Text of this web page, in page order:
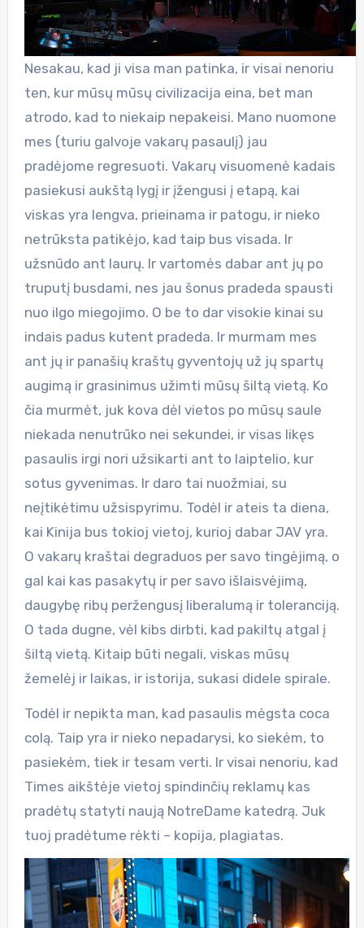
Nesakau, kad ji visa man patinka, ir visai nenoriu
ten, kur mūsų mūsų civilizacija eina, bet man
atrodo, kad to niekaip nepakeisi. Mano nuomone
mes (turiu galvoje vakarų pasaulį) jau
pradėjome regresuoti. Vakarų visuomenė kadais
pasiekusi aukštą lygį ir įžengusi į etapą, kai
viskas yra lengva, prieinama ir patogu, ir nieko
netrūksta patikėjo, kad taip bus visada. Ir
užsnūdo ant laurų. Ir vartomės dabar ant jų po
truputį busdami, nes jau šonus pradeda spausti
nuo ilgo miegojimo. O be to dar visokie kinai su
indais padus kutent pradeda. Ir murmam mes
ant jų ir panašių kraštų gyventojų už jų spartų
augimą ir grasinimus užimti mūsų šiltą vietą. Ko
čia murmėt, juk kova dėl vietos po mūsų saule
niekada nenutrūko nei sekundei, ir visas likęs
pasaulis irgi nori užsikarti ant to laiptelio, kur
sotus gyvenimas. Ir daro tai nuožmiai, su
neįtikėtimu užsispyrimu. Todėl ir ateis ta diena,
kai Kinija bus tokioj vietoj, kurioj dabar JAV yra.
O vakarų kraštai degraduos per savo tingėjimą, o
gal kai kas pasakytų ir per savo išlaisvėjimą,
daugybę ribų peržengusį liberalumą ir toleranciją.
O tada dugne, vėl kibs dirbti, kad pakiltų atgal į
šiltą vietą. Kitaip būti negali, viskas mūsų
žemelėj ir laikas, ir istorija, sukasi didele spirale.
Todėl ir nepikta man, kad pasaulis mėgsta coca
colą. Taip yra ir nieko nepadarysi, ko siekėm, to
pasiekėm, tiek ir tesam verti. Ir visai nenoriu, kad
Times aikštėje vietoj spindinčių reklamų kas
pradėtų statyti naują NotreDame katedrą. Juk
tuoj pradėtume rėkti – kopija, plagiatas.